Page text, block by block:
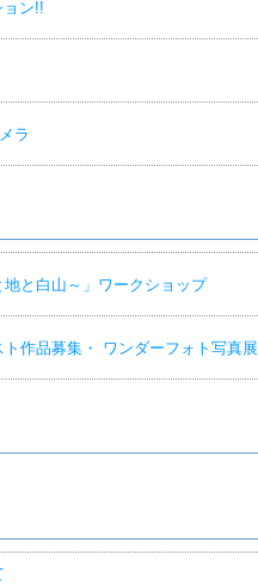
ョン!!
ラ
地と白山～」ワークショップ
作品募集・ ワンダーフォト写真展